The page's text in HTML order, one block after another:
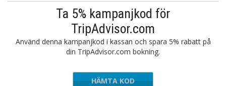
Ta 5% kampanjkod för
TripAdvisor.com
Använd denna kampanjkod i kassan och spara 5% rabatt på
din TripAdvisor.com bokning.
THRIFT5
HÄMTA KOD